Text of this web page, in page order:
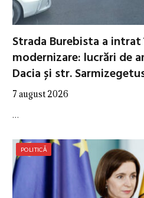
Strada Burebista a
modernizare: lucrări de
Dacia și str.
7 august 2026
…
POLITICĂ